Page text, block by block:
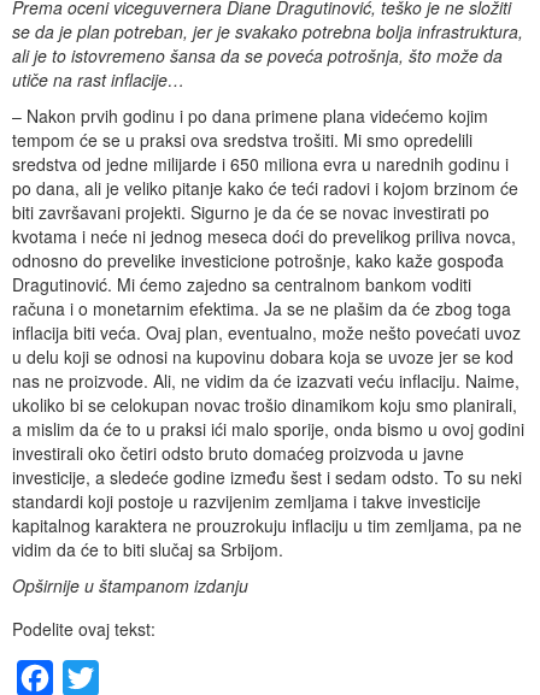
Prema oceni viceguvernera Diane Dragutinović, teško je ne složiti
se da je plan potreban, jer je svakako potrebna bolja infrastruktura,
ali je to istovremeno šansa da se poveća potrošnja, što može da
utiče na rast inflacije…
– Nakon prvih godinu i po dana primene plana videćemo kojim
tempom će se u praksi ova sredstva trošiti. Mi smo opredelili
sredstva od jedne milijarde i 650 miliona evra u narednih godinu i
po dana, ali je veliko pitanje kako će teći radovi i kojom brzinom će
biti završavani projekti. Sigurno je da će se novac investirati po
kvotama i neće ni jednog meseca doći do prevelikog priliva novca,
odnosno do prevelike investicione potrošnje, kako kaže gospođa
Dragutinović. Mi ćemo zajedno sa centralnom bankom voditi
računa i o monetarnim efektima. Ja se ne plašim da će zbog toga
inflacija biti veća. Ovaj plan, eventualno, može nešto povećati uvoz
u delu koji se odnosi na kupovinu dobara koja se uvoze jer se kod
nas ne proizvode. Ali, ne vidim da će izazvati veću inflaciju. Naime,
ukoliko bi se celokupan novac trošio dinamikom koju smo planirali,
a mislim da će to u praksi ići malo sporije, onda bismo u ovoj godini
investirali oko četiri odsto bruto domaćeg proizvoda u javne
investicije, a sledeće godine između šest i sedam odsto. To su neki
standardi koji postoje u razvijenim zemljama i takve investicije
kapitalnog karaktera ne prouzrokuju inflaciju u tim zemljama, pa ne
vidim da će to biti slučaj sa Srbijom.
Opširnije u štampanom izdanju
Podelite ovaj tekst:
Facebook